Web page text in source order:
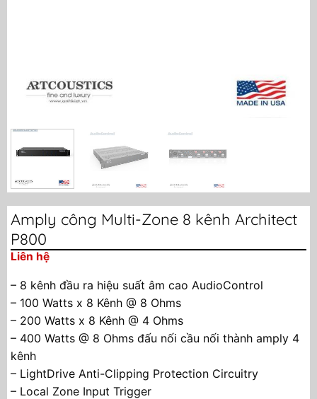
Amply công Multi-Zone 8 kênh Architect
P800
Liên hệ
– 8 kênh đầu ra hiệu suất âm cao AudioControl
– 100 Watts x 8 Kênh @ 8 Ohms
– 200 Watts x 8 Kênh @ 4 Ohms
– 400 Watts @ 8 Ohms đấu nối cầu nối thành amply 4
kênh
– LightDrive Anti-Clipping Protection Circuitry
– Local Zone Input Trigger